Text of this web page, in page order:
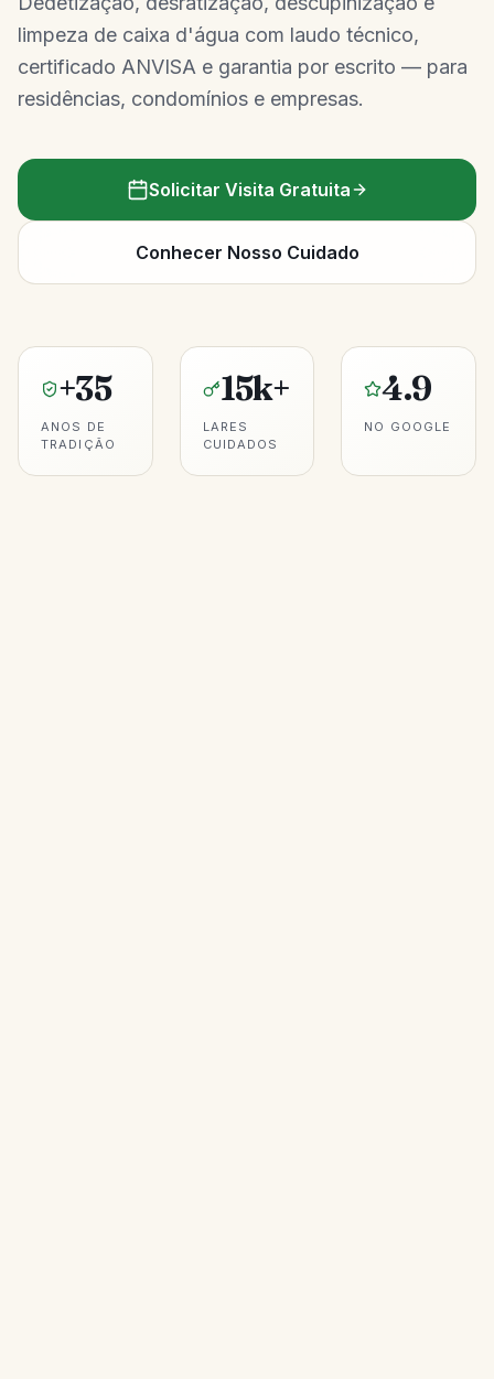
limpeza de caixa d'água com laudo técnico,
certificado ANVISA e garantia por escrito — para
residências, condomínios e empresas.
Solicitar Visita Gratuita
Conhecer Nosso Cuidado
+35
ANOS DE
TRADIÇÃO
15k+
LARES
CUIDADOS
4.9
NO GOOGLE